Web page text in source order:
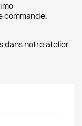
commande.
dans notre atelier